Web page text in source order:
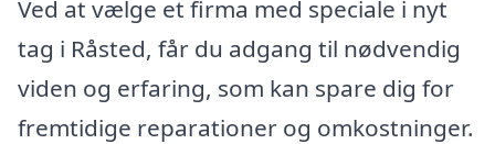
Ved at vælge et firma med speciale i nyt
tag i Råsted, får du adgang til nødvendig
viden og erfaring, som kan spare dig for
fremtidige reparationer og omkostninger.